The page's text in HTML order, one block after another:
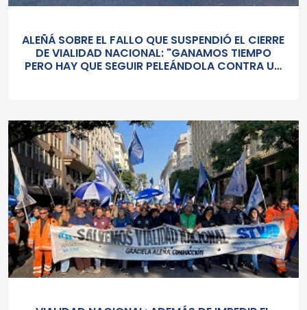
ALEÑÁ SOBRE EL FALLO QUE SUSPENDIÓ EL CIERRE
DE VIALIDAD NACIONAL: "GANAMOS TIEMPO
PERO HAY QUE SEGUIR PELEÁNDOLA CONTRA UN